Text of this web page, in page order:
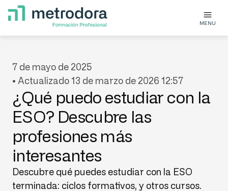
MENU
7 de mayo de 2025
• Actualizado 13 de marzo de 2026 12:57
¿Qué puedo estudiar con la
ESO? Descubre las
profesiones más
interesantes
Descubre qué puedes estudiar con la ESO
terminada: ciclos formativos, y otros cursos.